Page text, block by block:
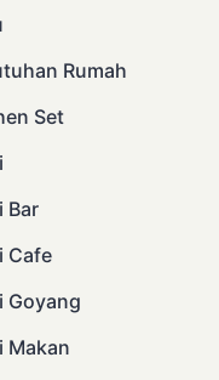
Rumah
Set
Bar
Cafe
Goyang
Makan